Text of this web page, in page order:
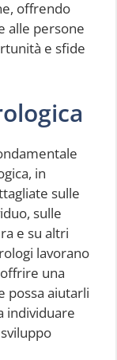
offrendo
alle persone
e sfide
in
sulle
sulle
e su altri
lavorano
una
possa aiutarli
individuare